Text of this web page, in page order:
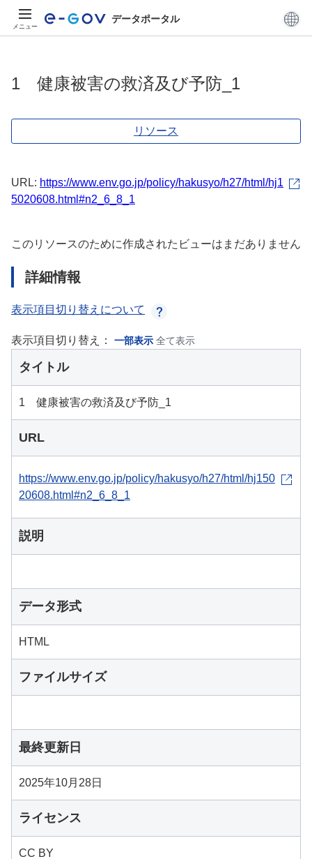
メニュー
データポータル
1 健康被害の救済及び予防_1
リソース
URL: https://www.env.go.jp/policy/hakusyo/h27/html/hj1
5020608.html#n2_6_8_1
このリソースのために作成されたビューはまだありません
詳細情報
表示項目切り替えについて
表示項目切り替え： 一部表示 全て表示
タイトル
1 健康被害の救済及び予防_1
URL
https://www.env.go.jp/policy/hakusyo/h27/html/hj150
20608.html#n2_6_8_1
説明
データ形式
HTML
ファイルサイズ
最終更新日
2025年10月28日
ライセンス
CC BY